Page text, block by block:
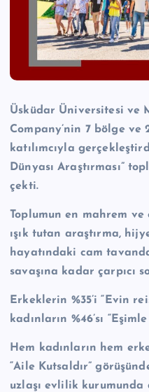
Üsküdar Üniversitesi ve
Company’nin 7 bölge ve
katılımcıyla
Dünyası Araştırması”
çekti.
Toplumun en mahrem
ışık tutan araştırma,
hayatındaki cam
savaşına kadar çarpıcı
Erkeklerin %35’i “Evin
kadınların %46’sı
Hem kadınların hem
“Aile Kutsaldır”
uzlaşı evlilik kurumunda